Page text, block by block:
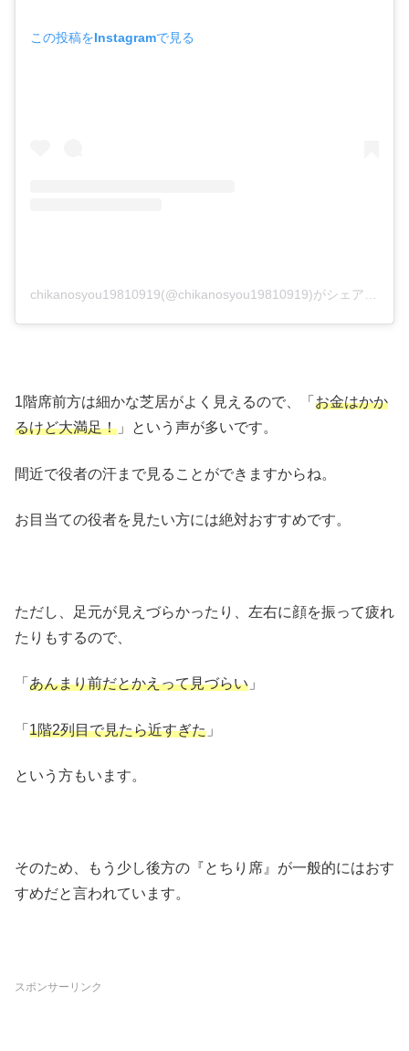
この投稿をInstagramで見る
1階席前方は細かな芝居がよく見えるので、「 お金はかか
るけど大満足！ 」という声が多いです。
間近で役者の汗まで見ることができますからね。
お目当ての役者を見たい方には絶対おすすめです。
ただし、足元が見えづらかったり、左右に顔を振って疲れ
たりもするので、
「 あんまり前だとかえって見づらい 」
「 1階2列目で見たら近すぎた 」
という方もいます。
そのため、もう少し後方の『とちり席』が一般的にはおす
すめだと言われています。
スポンサーリンク